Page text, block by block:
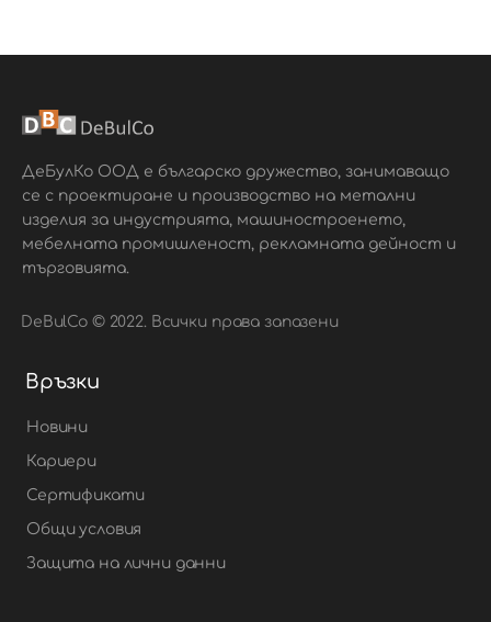
ДеБулКо ООД е българско дружество, занимаващо
се с проектиране и производство на метални
изделия за индустрията, машиностроенето,
мебелната промишленост, рекламната дейност и
търговията.
DeBulCo © 2022. Всички права запазени
Връзки
Новини
Кариери
Сертификати
Общи условия
Защита на лични данни